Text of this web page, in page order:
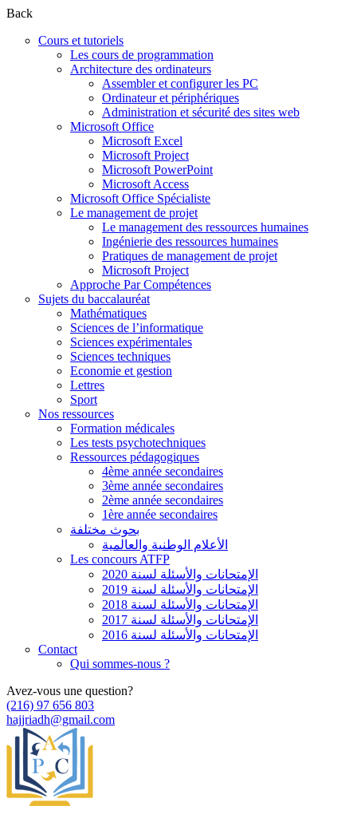
Back
Cours et tutoriels
Les cours de programmation
Architecture des ordinateurs
Assembler et configurer les PC
Ordinateur et périphériques
Administration et sécurité des sites web
Microsoft Office
Microsoft Excel
Microsoft Project
Microsoft PowerPoint
Microsoft Access
Microsoft Office Spécialiste
Le management de projet
Le management des ressources humaines
Ingénierie des ressources humaines
Pratiques de management de projet
Microsoft Project
Approche Par Compétences
Sujets du baccalauréat
Mathématiques
Sciences de l’informatique
Sciences expérimentales
Sciences techniques
Economie et gestion
Lettres
Sport
Nos ressources
Formation médicales
Les tests psychotechniques
Ressources pédagogiques
4ème année secondaires
3ème année secondaires
2ème année secondaires
1ère année secondaires
بحوث مختلفة
الأعلام الوطنية والعالمية
Les concours ATFP
الإمتحانات والأسئلة لسنة 2020
الإمتحانات والأسئلة لسنة 2019
الإمتحانات والأسئلة لسنة 2018
الإمتحانات والأسئلة لسنة 2017
الإمتحانات والأسئلة لسنة 2016
Contact
Qui sommes-nous ?
Avez-vous une question?
(216) 97 656 803
hajjriadh@gmail.com